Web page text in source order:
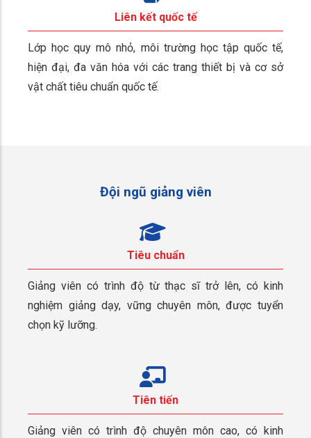
Liên kết quốc tế
Lớp học quy mô nhỏ, môi trường học tập quốc tế,
hiện đại, đa văn hóa với các trang thiết bị và cơ sở
vật chất tiêu chuẩn quốc tế.
Đội ngũ giảng viên
Tiêu chuẩn
Giảng viên có trình độ từ thạc sĩ trở lên, có kinh
nghiệm giảng dạy, vững chuyên môn, được tuyển
chọn kỹ lưỡng.
Tiên tiến
Giảng viên có trình độ chuyên môn cao, có kinh